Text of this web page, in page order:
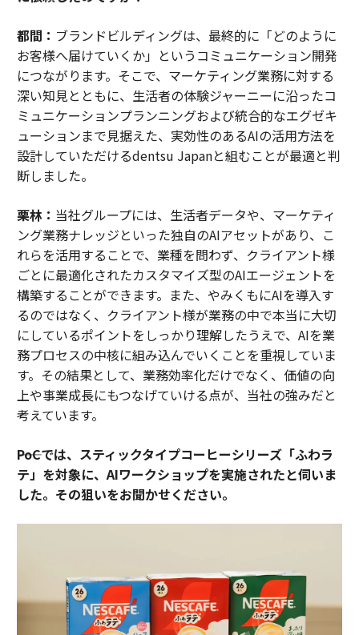
都間： ブランドビルディングは、最終的に「どのように
お客様へ届けていくか」というコミュニケーション開発
につながります。そこで、マーケティング業務に対する
深い知見とともに、生活者の体験ジャーニーに沿ったコ
ミュニケーションプランニングおよび統合的なエグゼキ
ューションまで見据えた、実効性のあるAIの活用方法を
設計していただけるdentsu Japanと組むことが最適と判
断しました。
栗林： 当社グループには、生活者データや、マーケティ
ング業務ナレッジといった独自のAIアセットがあり、こ
れらを活用することで、業種を問わず、クライアント様
ごとに最適化されたカスタマイズ型のAIエージェントを
構築することができます。また、やみくもにAIを導入す
るのではなく、クライアント様が業務の中で本当に大切
にしているポイントをしっかり理解したうえで、AIを業
務プロセスの中核に組み込んでいくことを重視していま
す。その結果として、業務効率化だけでなく、価値の向
上や事業成長にもつなげていける点が、当社の強みだと
考えています。
――PoCでは、スティックタイプコーヒーシリーズ「ふわラ
テ」を対象に、AIワークショップを実施されたと伺いま
した。その狙いをお聞かせください。